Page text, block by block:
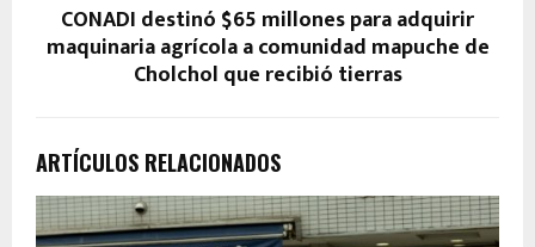
CONADI destinó $65 millones para adquirir
maquinaria agrícola a comunidad mapuche de
Cholchol que recibió tierras
ARTÍCULOS RELACIONADOS